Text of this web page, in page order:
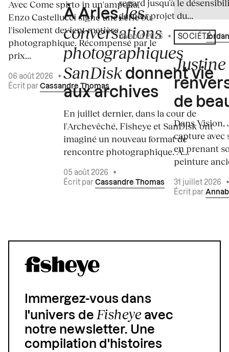
Avec Come spirto in un'ampolla,
Enzo Castellucci signe une série où
l'isolement devient matière
photographique. Récompensé par le
prix...
06 août 2026
•
Écrit par Cassandre Thomas
À Arles,les
conversations
photographiques
SanDisk donnent vie
aux archives
En juillet dernier, dans la cour de
l'Archevêché, Fisheye et SanDisk ont
imaginé un nouveau format de
rencontre photographique. À...
05 août 2026
•
Écrit par Cassandre Thomas
regard jusqu’à le
dernier projet du...
04 août 2026 • Écrit par
SOCIÉTÉ
de
Dans
capture avec
en prenant
peinture
31 juillet 2026
Écrit par
Immergez-vous dans
l'univers deFisheyeavec
notre newsletter. Une
compilation d'histoires